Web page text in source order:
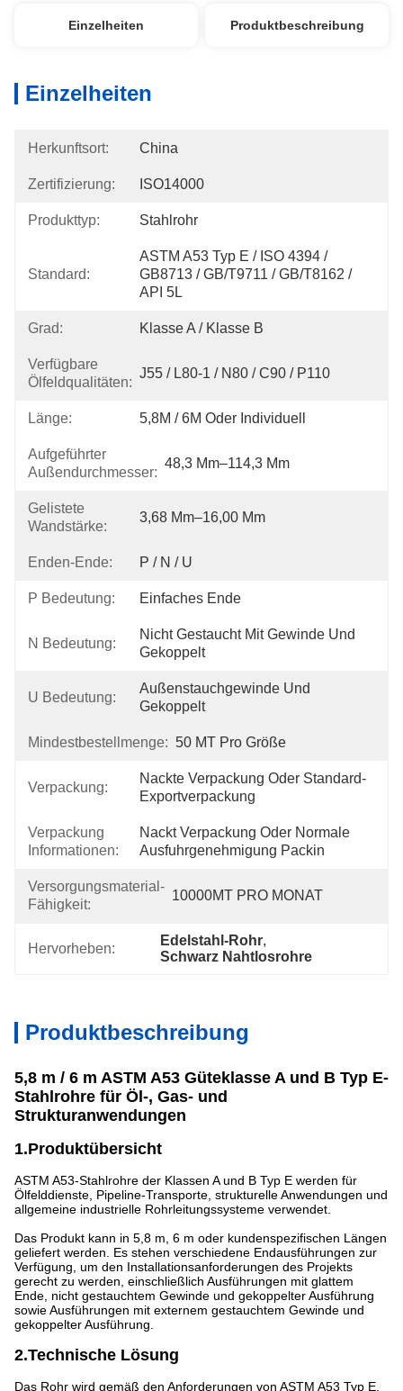
Einzelheiten Produktbeschreibung
Einzelheiten
Herkunftsort: China
Zertifizierung: ISO14000
Produkttyp: Stahlrohr
Standard:
ASTM A53 Typ E / ISO 4394 /
GB8713 / GB/T9711 / GB/T8162 /
API 5L
Grad: Klasse A / Klasse B
Verfügbare
Ölfeldqualitäten:
J55 / L80-1 / N80 / C90 / P110
Länge: 5,8M / 6M Oder Individuell
Aufgeführter
Außendurchmesser:
48,3 Mm–114,3 Mm
Gelistete
Wandstärke:
3,68 Mm–16,00 Mm
Enden-Ende: P / N / U
P Bedeutung: Einfaches Ende
N Bedeutung:
Nicht Gestaucht Mit Gewinde Und
Gekoppelt
U Bedeutung:
Außenstauchgewinde Und
Gekoppelt
Mindestbestellmenge: 50 MT Pro Größe
Verpackung:
Nackte Verpackung Oder Standard-
Exportverpackung
Verpackung
Informationen:
Nackt Verpackung Oder Normale
Ausfuhrgenehmigung Packin
Versorgungsmaterial-
Fähigkeit:
10000MT PRO MONAT
Hervorheben:
Edelstahl-Rohr,
Schwarz Nahtlosrohre
Produktbeschreibung
5,8 m / 6 m ASTM A53 Güteklasse A und B Typ E-
Stahlrohre für Öl-, Gas- und
Strukturanwendungen
1.Produktübersicht
ASTM A53-Stahlrohre der Klassen A und B Typ E werden für
Ölfelddienste, Pipeline-Transporte, strukturelle Anwendungen und
allgemeine industrielle Rohrleitungssysteme verwendet.
Das Produkt kann in 5,8 m, 6 m oder kundenspezifischen Längen
geliefert werden. Es stehen verschiedene Endausführungen zur
Verfügung, um den Installationsanforderungen des Projekts
gerecht zu werden, einschließlich Ausführungen mit glattem
Ende, nicht gestauchtem Gewinde und gekoppelter Ausführung
sowie Ausführungen mit externem gestauchtem Gewinde und
gekoppelter Ausführung.
2.Technische Lösung
Das Rohr wird gemäß den Anforderungen von ASTM A53 Typ E,